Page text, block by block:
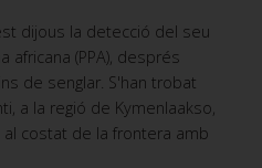
dijous la detecció del seu
(PPA), després
de senglar. S'han trobat
a la regió de Kymenlaakso,
costat de la frontera amb